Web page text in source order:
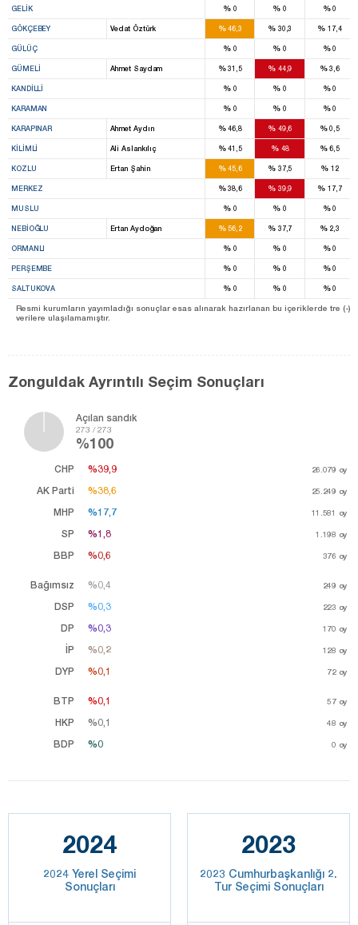
GELIK %0 % 0 %0
GÖKÇEBEY Vedat Öztürk %46,3 %30,3 % 17,4
GÜLÜÇ %0 % 0 %0
GÜMELI Ahmet Saydam %31,5 %44,9 %3,6
KANDILLI %0 % 0 %0
KARAMAN %0 % 0 %0
KARAPINAR Ahmet Aydın %46,8 %49,6 %0,5
KILIMLI Ali Aslankılıç %41,5 %48 %6,5
KOZLU Ertan Şahin %45,6 %37,5 % 12
MERKEZ %38,6 %39,9 % 17,7
MUSLU %0 % 0 %0
NEBIOĞLU Ertan Aydoğan %56,2 %37,7 %2,3
ORMANLI %0 % 0 %0
PERŞEMBE %0 % 0 %0
SALTUKOVA %0 % 0 %0
Resmi kurumların yayımladığı sonuçlar esas alınarak hazırlanan bu içeriklerde tre
verilere ulaşılamamıştır.
Zonguldak Ayrıntılı Seçim Sonuçları
Açılan sandık
273 / 273
%100
CHP
AK Parti
MHP
SP
BBP
%39,9 26.079 oy
%38,6 25.249 oy
%17,7 11.581 oy
%1,8 1.198 oy
%0,6 376 oy
%39,9
%38,6
%17,7
%1,8
%0,6
Bağımsız
DSP
DP
İP
DYP
%0,4 249 oy
%0,3 223 oy
%0,3 170 oy
%0,2 128 oy
%0,1 72 oy
%0,4
%0,3
%0,3
%0,2
%0,1
BTP
HKP
BDP
%0,1 57 oy
%0,1 48 oy
%0 0 oy
%0,1
%0,1
%0
2024
2024 Yerel Seçimi
Sonuçları
2023
2023 Cumhurbaşkanlığı 2.
Tur Seçimi Sonuçları